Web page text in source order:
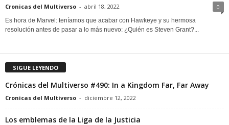
Cronicas del Multiverso - abril 18, 2022 0
Es hora de Marvel: teníamos que acabar con Hawkeye y su hermosa
resolución antes de pasar a lo más nuevo: ¿Quién es Steven Grant?...
SIGUE LEYENDO
Crónicas del Multiverso #490: In a Kingdom Far, Far Away
Cronicas del Multiverso - diciembre 12, 2022
Los emblemas de la Liga de la Justicia